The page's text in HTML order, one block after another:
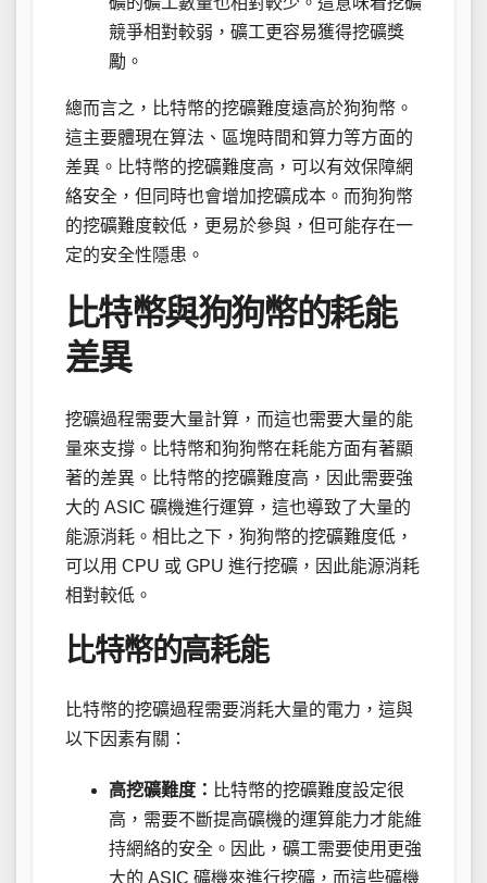
競爭相對較弱，礦工更容易獲得挖礦獎
勵。
總而言之，比特幣的挖礦難度遠高於狗狗幣。
這主要體現在算法、區塊時間和算力等方面的
差異。比特幣的挖礦難度高，可以有效保障網
絡安全，但同時也會增加挖礦成本。而狗狗幣
的挖礦難度較低，更易於參與，但可能存在一
定的安全性隱患。
比特幣與狗狗幣的耗能
差異
挖礦過程需要大量計算，而這也需要大量的能
量來支撐。比特幣和狗狗幣在耗能方面有著顯
著的差異。比特幣的挖礦難度高，因此需要強
大的 ASIC 礦機進行運算，這也導致了大量的
能源消耗。相比之下，狗狗幣的挖礦難度低，
可以用 CPU 或 GPU 進行挖礦，因此能源消耗
相對較低。
比特幣的高耗能
比特幣的挖礦過程需要消耗大量的電力，這與
以下因素有關：
高挖礦難度： 比特幣的挖礦難度設定很
高，需要不斷提高礦機的運算能力才能維
持網絡的安全。因此，礦工需要使用更強
大的 ASIC 礦機來進行挖礦，而這些礦機